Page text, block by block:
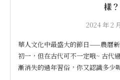
樣？
2024 年 2
華人文化中最盛大的節日——農曆
初一，但在古代可不一定哦~ 古代
漸消失的過年習俗，你又認識多少